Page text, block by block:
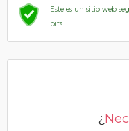
Este es un sitio web
bits.
¿